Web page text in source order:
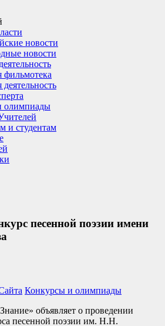
новости
новости
фильмотека
олимпиады
и студентам
песенной поэзии имени
Конкурсы и олимпиады
объявляет о проведении
песенной поэзии им. Н.Н.